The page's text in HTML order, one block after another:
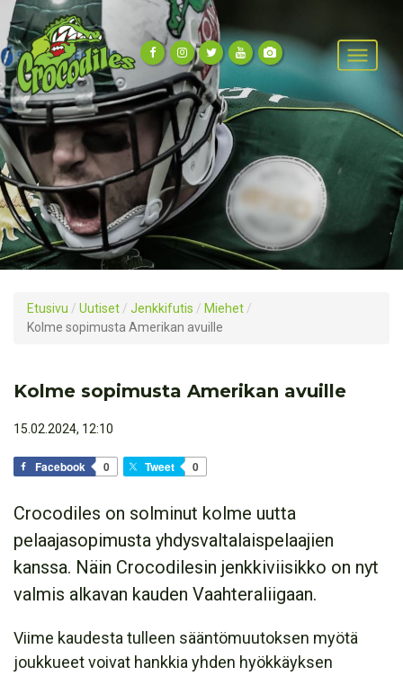
Etusivu / Uutiset / Jenkkifutis / Miehet /
Kolme sopimusta Amerikan avuille
Kolme sopimusta Amerikan avuille
15.02.2024, 12:10
Facebook 0 Tweet 0
Crocodiles on solminut kolme uutta
pelaajasopimusta yhdysvaltalaispelaajien
kanssa. Näin Crocodilesin jenkkiviisikko on nyt
valmis alkavan kauden Vaahteraliigaan.
Viime kaudesta tulleen sääntömuutoksen myötä
joukkueet voivat hankkia yhden hyökkäyksen